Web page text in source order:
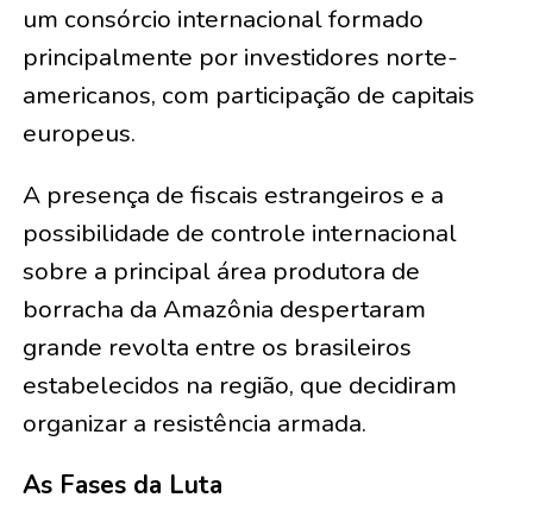
um consórcio internacional formado
principalmente por investidores norte-
americanos, com participação de capitais
europeus.
A presença de fiscais estrangeiros e a
possibilidade de controle internacional
sobre a principal área produtora de
borracha da Amazônia despertaram
grande revolta entre os brasileiros
estabelecidos na região, que decidiram
organizar a resistência armada.
As Fases da Luta